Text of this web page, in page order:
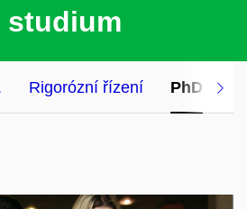
studium
Rigorózní řízení PhD